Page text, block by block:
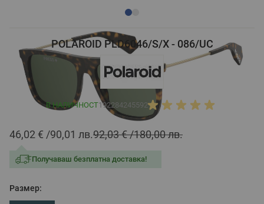
POLAROID PLD6046/S/X - 086/UC
В НАЛИЧНОСТ192284245592
92,03 € 180,00 лв.
46,02 € 90,01 лв.
Получаваш безплатна доставка!
Размер: